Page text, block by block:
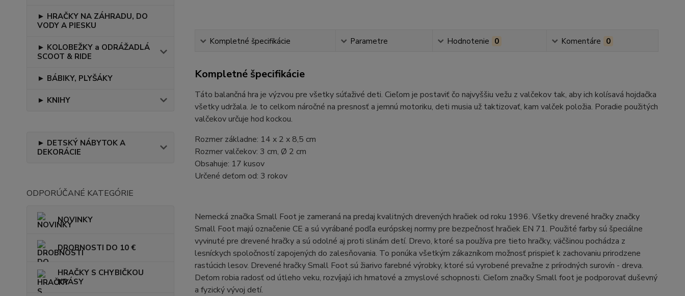
► HRAČKY NA ZÁHRADU, DO
VODY A PIESKU
► KOLOBEŽKY a ODRÁŽADLÁ
SCOOT & RIDE
► BÁBIKY, PLYŠÁKY
► KNIHY
► DETSKÝ NÁBYTOK A
DEKORÁCIE
ODPORÚČANÉ KATEGÓRIE
NOVINKY
DROBNOSTI DO 10 €
HRAČKY S CHYBIČKOU
KRÁSY
Kompletné špecifikácie Parametre Hodnotenie 0 Komentáre 0
Kompletné špecifikácie
Táto balančná hra je výzvou pre všetky súťaživé deti. Cieľom je postaviť čo najvyššiu vežu z valčekov tak, aby ich kolísavá hojdačka
všetky udržala. Je to celkom náročné na presnosť a jemnú motoriku, deti musia už taktizovať, kam valček položia. Poradie použitých
valčekov určuje hod kockou.
Rozmer základne: 14 x 2 x 8,5 cm
Rozmer valčekov: 3 cm, Ø 2 cm
Obsahuje: 17 kusov
Určené deťom od: 3 rokov
Nemecká značka Small Foot je zameraná na predaj kvalitných drevených hračiek od roku 1996. Všetky drevené hračky značky
Small Foot majú označenie CE a sú vyrábané podľa európskej normy pre bezpečnosť hračiek EN 71. Použité farby sú špeciálne
vyvinuté pre drevené hračky a sú odolné aj proti slinám detí. Drevo, ktoré sa používa pre tieto hračky, väčšinou pochádza z
lesníckych spoločností zapojených do zalesňovania. To ponúka všetkým zákazníkom možnosť prispieť k zachovaniu prirodzene
rastúcich lesov. Drevené hračky Small Foot sú žiarivo farebné výrobky, ktoré sú vyrobené prevažne z prírodných surovín - dreva.
Deťom robia radosť od útleho veku, rozvíjajú ich hmatové a zmyslové schopnosti. Cieľom značky Small foot je podporovať duševný
a fyzický vývoj detí.